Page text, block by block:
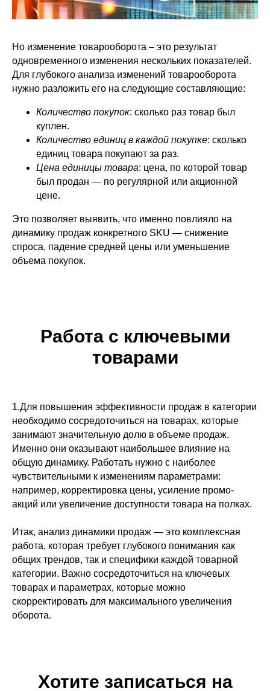
Но изменение товарооборота – это результат
одновременного изменения нескольких показателей.
Для глубокого анализа изменений товарооборота
нужно разложить его на следующие составляющие:
Количество покупок: сколько раз товар был
куплен.
Количество единиц в каждой покупке: сколько
единиц товара покупают за раз.
Цена единицы товара: цена, по которой товар
был продан — по регулярной или акционной
цене.
Это позволяет выявить, что именно повлияло на
динамику продаж конкретного SKU — снижение
спроса, падение средней цены или уменьшение
объема покупок.
Работа с ключевыми
товарами
1.Для повышения эффективности продаж в категории
необходимо сосредоточиться на товарах, которые
занимают значительную долю в объеме продаж.
Именно они оказывают наибольшее влияние на
общую динамику. Работать нужно с наиболее
чувствительными к изменениям параметрами:
например, корректировка цены, усиление промо-
акций или увеличение доступности товара на полках.
Итак, анализ динамики продаж — это комплексная
работа, которая требует глубокого понимания как
общих трендов, так и специфики каждой товарной
категории. Важно сосредоточиться на ключевых
товарах и параметрах, которые можно
скорректировать для максимального увеличения
оборота.
Хотите записаться на